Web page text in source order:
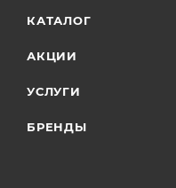
КАТАЛОГ
АКЦИИ
УСЛУГИ
БРЕНДЫ